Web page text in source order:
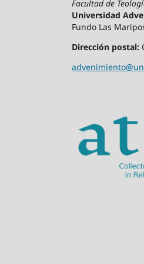
Facultad de
Universidad
Fundo Las
Dirección postal: